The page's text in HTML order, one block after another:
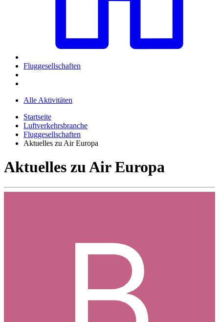
Fluggesellschaften
Alle Aktivitäten
Startseite
Luftverkehrsbranche
Fluggesellschaften
Aktuelles zu Air Europa
Aktuelles zu Air Europa